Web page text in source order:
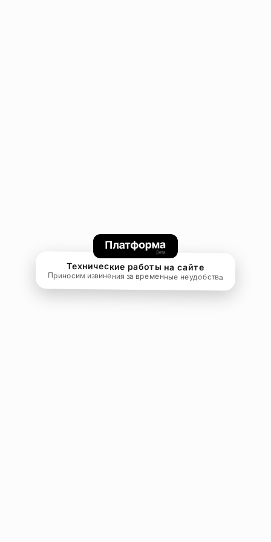
Технические работы на сайте
Приносим извинения за временные неудобства